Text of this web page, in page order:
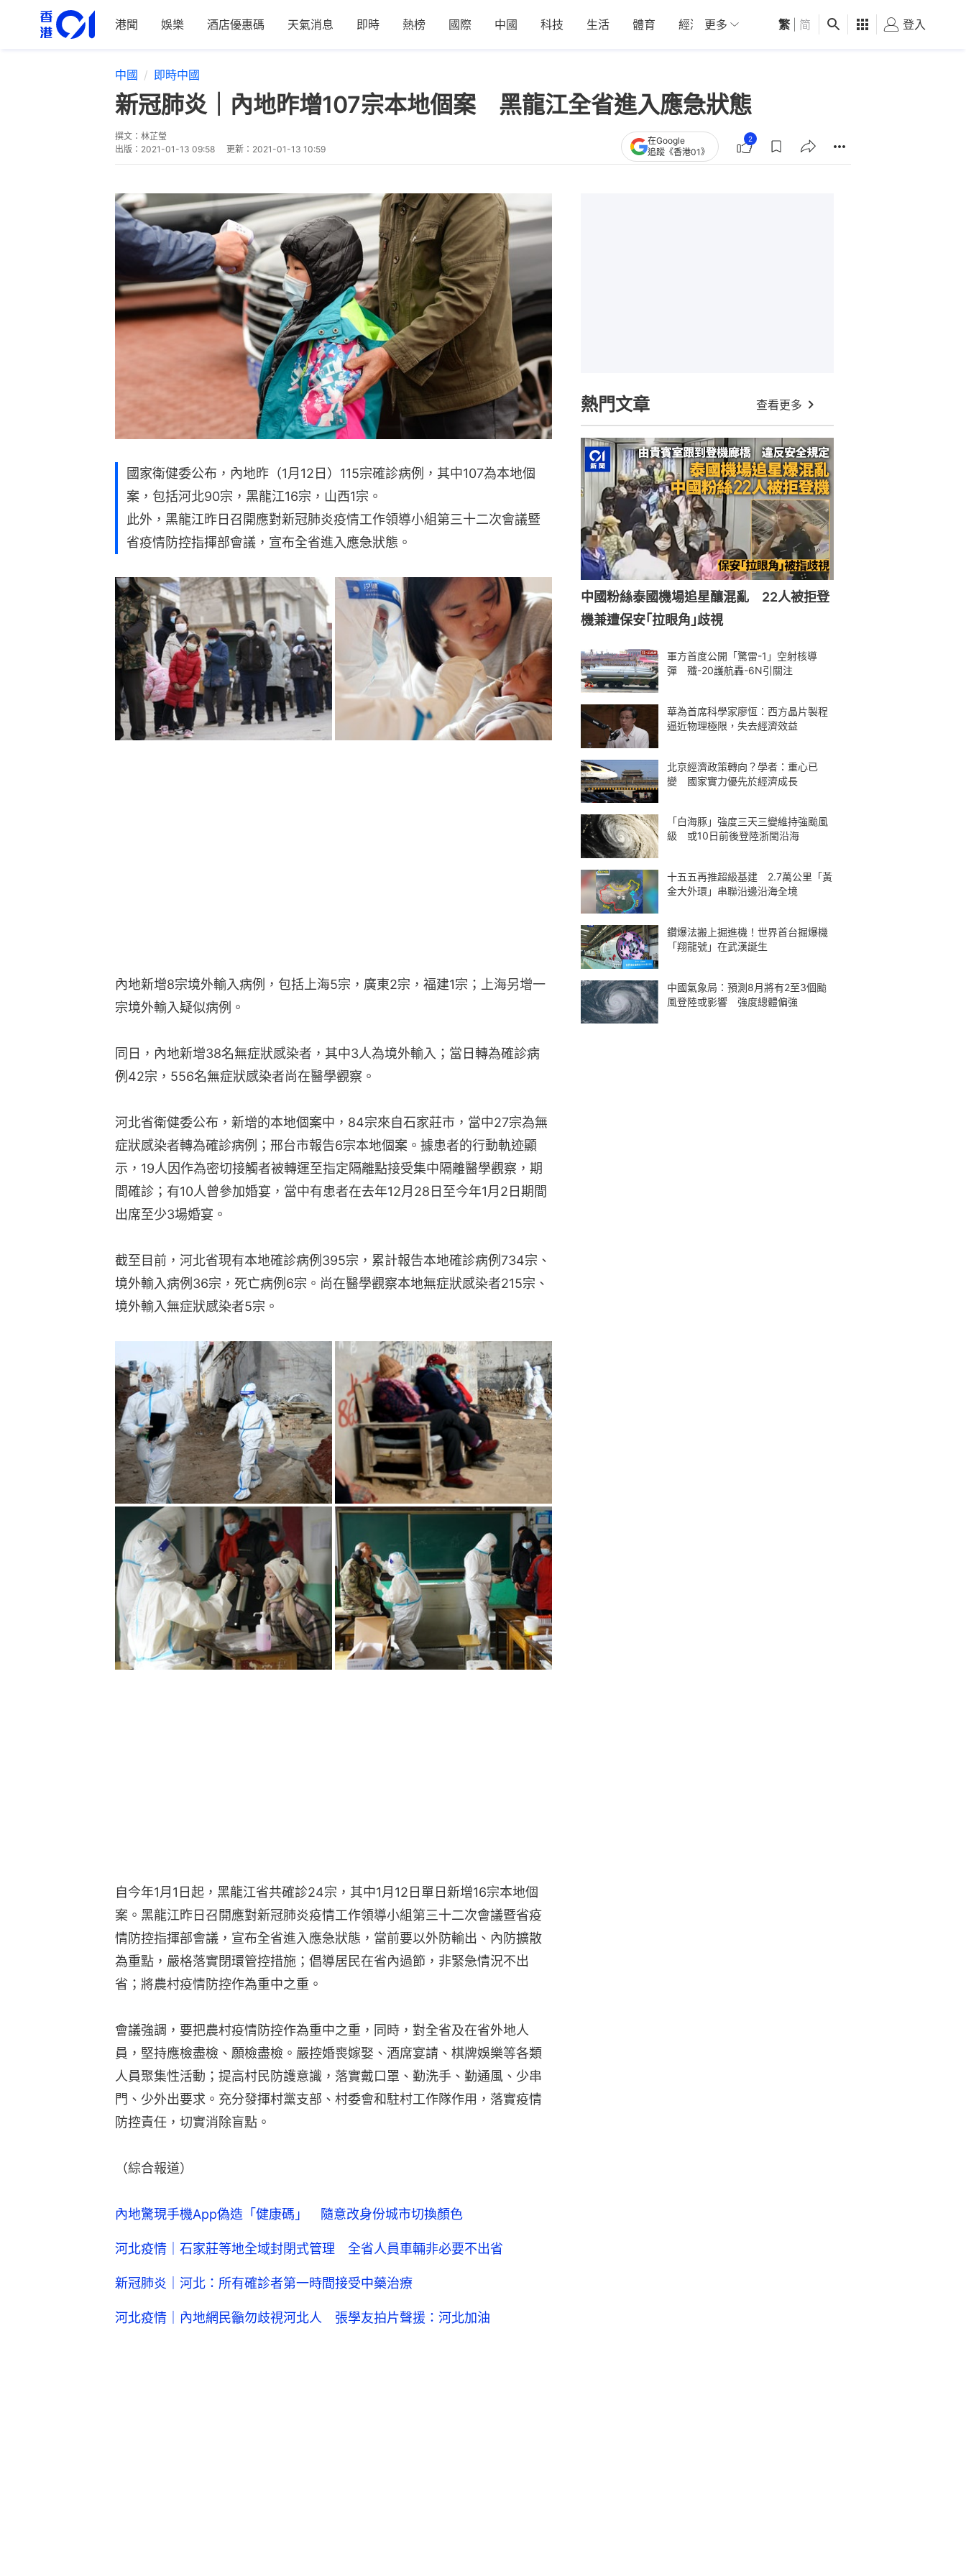
港聞 娛樂 酒店優惠碼 天氣消息 即時 熱榜 國際 中國 科技 生活 體育 經濟 01深圳 觀點 健康 好食玩飛
更多 繁 简 登入
中國 即時中國
新冠肺炎｜內地昨增107宗本地個案 黑龍江全省進入應急狀態
撰文： 林芷瑩
出版： 2021-01-13 09:58 更新： 2021-01-13 10:59
在Google
追蹤《香港01》
2
國家衛健委公布，內地昨（1月12日）115宗確診病例，其中107為本地個
案，包括河北90宗，黑龍江16宗，山西1宗。
此外，黑龍江昨日召開應對新冠肺炎疫情工作領導小組第三十二次會議暨
省疫情防控指揮部會議，宣布全省進入應急狀態。
內地新增8宗境外輸入病例，包括上海5宗，廣東2宗，福建1宗；上海另增一
宗境外輸入疑似病例。
同日，內地新增38名無症狀感染者，其中3人為境外輸入；當日轉為確診病
例42宗，556名無症狀感染者尚在醫學觀察。
河北省衛健委公布，新增的本地個案中，84宗來自石家莊市，當中27宗為無
症狀感染者轉為確診病例；邢台市報告6宗本地個案。據患者的行動軌迹顯
示，19人因作為密切接觸者被轉運至指定隔離點接受集中隔離醫學觀察，期
間確診；有10人曾參加婚宴，當中有患者在去年12月28日至今年1月2日期間
出席至少3場婚宴。
截至目前，河北省現有本地確診病例395宗，累計報告本地確診病例734宗、
境外輸入病例36宗，死亡病例6宗。尚在醫學觀察本地無症狀感染者215宗、
境外輸入無症狀感染者5宗。
自今年1月1日起，黑龍江省共確診24宗，其中1月12日單日新增16宗本地個
案。黑龍江昨日召開應對新冠肺炎疫情工作領導小組第三十二次會議暨省疫
情防控指揮部會議，宣布全省進入應急狀態，當前要以外防輸出、內防擴散
為重點，嚴格落實閉環管控措施；倡導居民在省內過節，非緊急情況不出
省；將農村疫情防控作為重中之重。
會議強調，要把農村疫情防控作為重中之重，同時，對全省及在省外地人
員，堅持應檢盡檢、願檢盡檢。嚴控婚喪嫁娶、酒席宴請、棋牌娛樂等各類
人員聚集性活動；提高村民防護意識，落實戴口罩、勤洗手、勤通風、少串
門、少外出要求。充分發揮村黨支部、村委會和駐村工作隊作用，落實疫情
防控責任，切實消除盲點。
（綜合報道）
內地驚現手機App偽造「健康碼」 隨意改身份城市切換顏色
河北疫情｜石家莊等地全域封閉式管理 全省人員車輛非必要不出省
新冠肺炎｜河北：所有確診者第一時間接受中藥治療
河北疫情｜內地網民籲勿歧視河北人 張學友拍片聲援：河北加油
熱門文章 查看更多
中國粉絲泰國機場追星釀混亂 22人被拒登
機兼遭保安｢拉眼角｣歧視
軍方首度公開「驚雷-1」空射核導
彈 殲-20護航轟-6N引關注
華為首席科學家廖恆：西方晶片製程
逼近物理極限，失去經濟效益
北京經濟政策轉向？學者：重心已
變 國家實力優先於經濟成長
「白海豚」強度三天三變維持強颱風
級 或10日前後登陸浙閩沿海
十五五再推超級基建 2.7萬公里「黃
金大外環」串聯沿邊沿海全境
鑽爆法搬上掘進機！世界首台掘爆機
「翔龍號」在武漢誕生
中國氣象局：預測8月將有2至3個颱
風登陸或影響 強度總體偏強